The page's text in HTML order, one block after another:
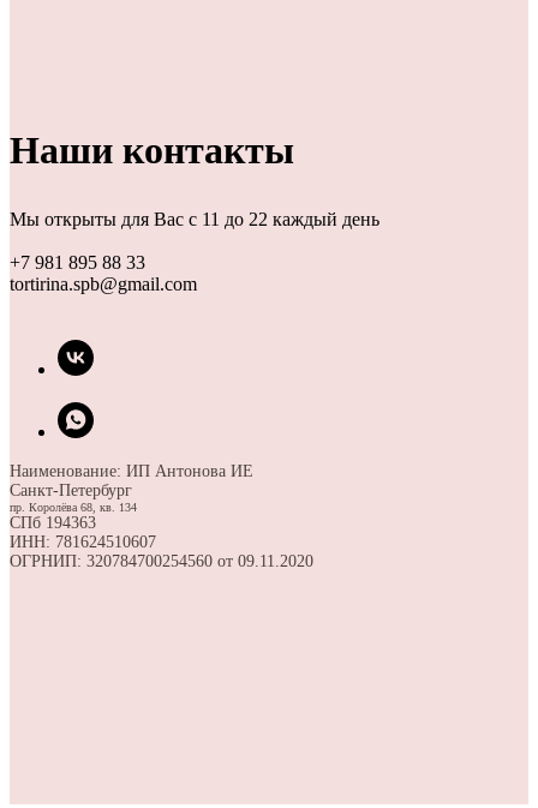
Наши контакты
Мы открыты для Вас с 11 до 22 каждый день
+7 981 895 88 33
tortirina.spb@gmail.com
Наименование: ИП Антонова ИЕ
Санкт-Петербург
пр. Королёва 68, кв. 134
СПб 194363
ИНН: 781624510607
ОГРНИП: 320784700254560 от 09.11.2020